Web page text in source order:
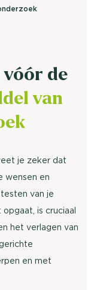
de
van
je zeker dat
wensen en
van je
is cruciaal
het verlagen van
en met